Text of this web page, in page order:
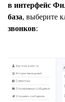
в интерфейс
база, выберите
звонков: